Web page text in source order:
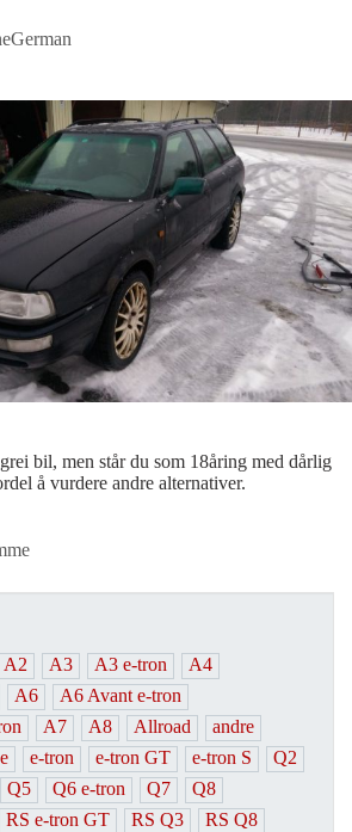
bil, men står du som 18åring med dårlig
å vurdere andre alternativer.
A2 A3 A3 e-tron
A4
A6
A6 Avant e-tron
A7 A8 Allroad
andre
e-tron e-tron GT e-tron S
Q2
Q5 Q6 e-tron Q7
Q8
RS e-tron GT RS Q3
RS Q8